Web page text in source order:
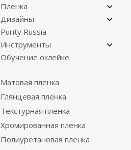
Пленка
Дизайны
Purity Russia
Инструменты
Обучение оклейке
Матовая пленка
Глянцевая пленка
Текстурная пленка
Хромированная пленка
Полиуретановая пленка